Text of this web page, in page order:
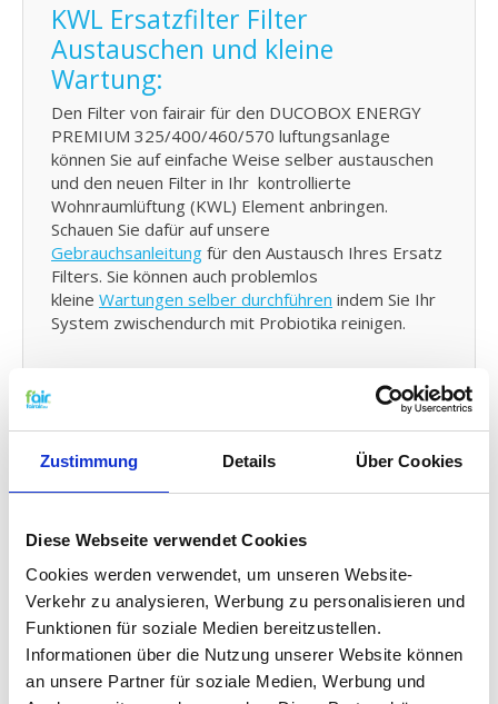
Zustimmung Details Über Cookies
Diese Webseite verwendet Cookies
Cookies werden verwendet, um unseren Website-
Verkehr zu analysieren, Werbung zu personalisieren und
Funktionen für soziale Medien bereitzustellen.
Informationen über die Nutzung unserer Website können
an unsere Partner für soziale Medien, Werbung und
KWL Ersatzfilter Filter
Austauschen und kleine
Wartung:
Den Filter von fairair für den DUCOBOX ENERGY
PREMIUM 325/400/460/570 luftungsanlage
können Sie auf einfache Weise selber austauschen
und den neuen Filter in Ihr kontrollierte
Wohnraumlüftung (KWL) Element anbringen.
Schauen Sie dafür auf unsere
Gebrauchsanleitung für den Austausch Ihres Ersatz
Filters. Sie können auch problemlos
kleine Wartungen selber durchführen indem Sie Ihr
System zwischendurch mit Probiotika reinigen.
G4 Qualität zu einem G3 Preis:
f'air G3 Filter haben eine Auffangkapazität von 92%.
Die Auffangkapazität eines G3 Filters muss den
festgelegten EN779 Standards entsprechend
zwischen 80% und 90% betragen. Das bedeutet
haben und also mehr Schmutz auffangen als der
Standard vorschreibt. Sie können sich daher sicher
sein, das Sie einen hohen Qualitätsfilter für einen
scharfen Preis kaufen. Lesen Sie hier alles
überFilterklassen und Standardisierungen.